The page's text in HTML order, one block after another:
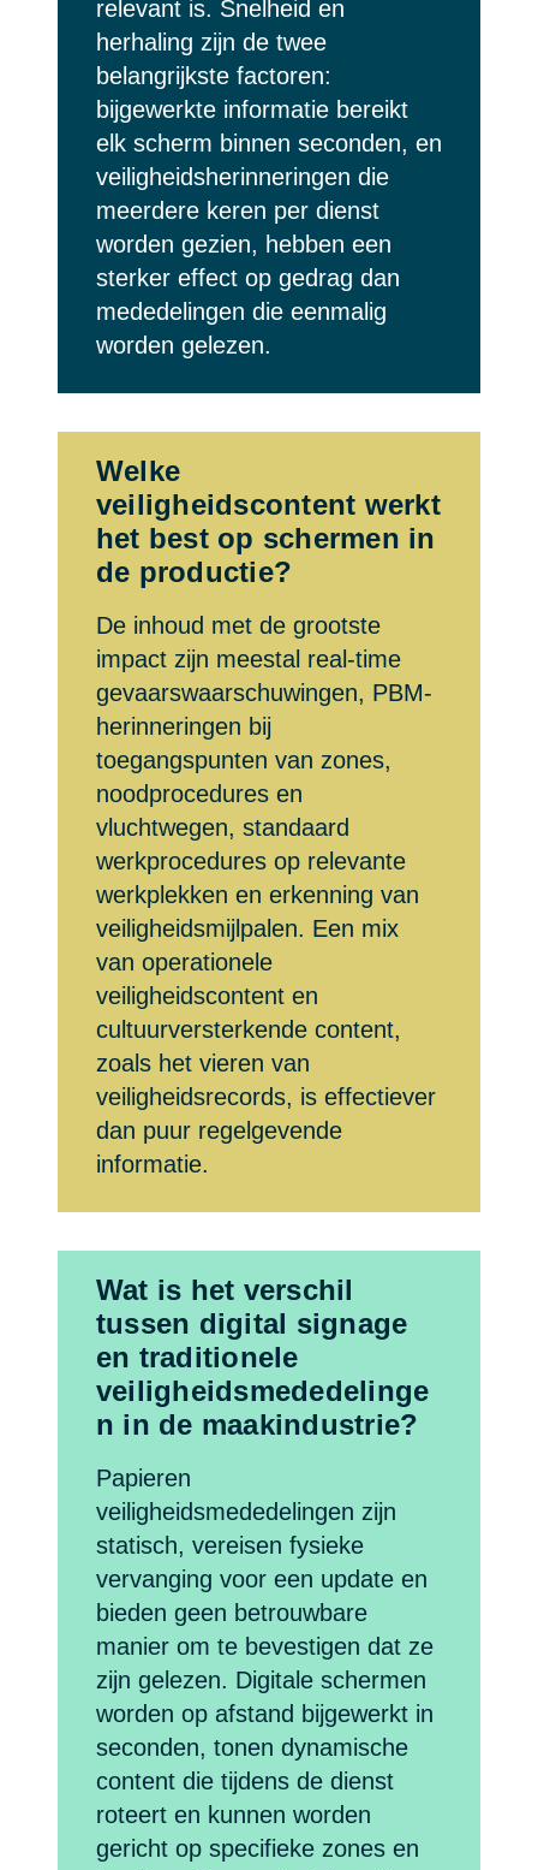
relevant is. Snelheid en
herhaling zijn de twee
belangrijkste factoren:
bijgewerkte informatie bereikt
elk scherm binnen seconden, en
veiligheidsherinneringen die
meerdere keren per dienst
worden gezien, hebben een
sterker effect op gedrag dan
mededelingen die eenmalig
worden gelezen.
Welke
veiligheidscontent werkt
het best op schermen in
de productie?
De inhoud met de grootste
impact zijn meestal real-time
gevaarswaarschuwingen, PBM-
herinneringen bij
toegangspunten van zones,
noodprocedures en
vluchtwegen, standaard
werkprocedures op relevante
werkplekken en erkenning van
veiligheidsmijlpalen. Een mix
van operationele
veiligheidscontent en
cultuurversterkende content,
zoals het vieren van
veiligheidsrecords, is effectiever
dan puur regelgevende
informatie.
Wat is het verschil
tussen digital signage
en traditionele
veiligheidsmededelinge
n in de maakindustrie?
Papieren
veiligheidsmededelingen zijn
statisch, vereisen fysieke
vervanging voor een update en
bieden geen betrouwbare
manier om te bevestigen dat ze
zijn gelezen. Digitale schermen
worden op afstand bijgewerkt in
seconden, tonen dynamische
content die tijdens de dienst
roteert en kunnen worden
gericht op specifieke zones en